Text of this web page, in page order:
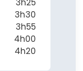
3h30
3h55
4h00
4h20